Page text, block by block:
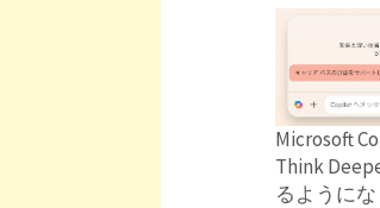
Microsoft
Think
るように